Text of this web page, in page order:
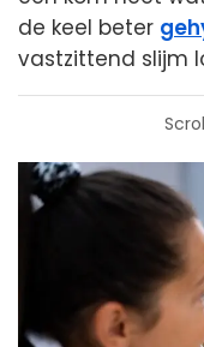
de keel beter
vastzittend slijm